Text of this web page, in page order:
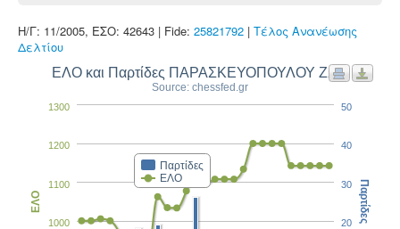
Η/Γ: 11/2005, ΕΣΟ: 42643 | Fide: 25821792 | Τέλος Ανανέωσης
Δελτίου
ΕΛΟ και Παρτίδες ΠΑΡΑΣΚΕΥΟΠΟΥΛΟΥ ΖΩΗ
Source: chessfed.gr
Παρτίδες
ΕΛΟ
1000
1100
1200
1300
ΕΛΟ
20
30
40
50
Παρτίδες